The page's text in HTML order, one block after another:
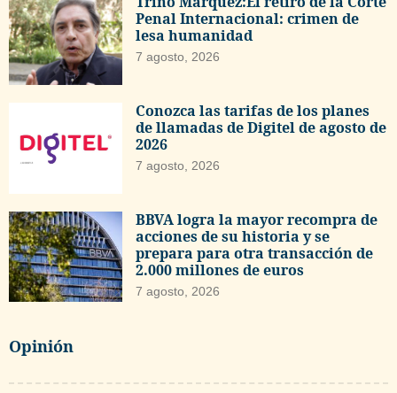
Penal Internacional: crimen de
lesa humanidad
7 agosto, 2026
Conozca las tarifas de los planes
de llamadas de Digitel de agosto de
2026
7 agosto, 2026
BBVA logra la mayor recompra de
acciones de su historia y se
prepara para otra transacción de
2.000 millones de euros
7 agosto, 2026
Opinión